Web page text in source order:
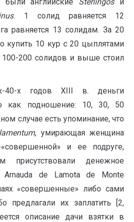
. 1 солид равняется 12
равняется 13 солидам. За 20
купить 10 кур с 20 цыплятами
100-200 солидов и выше стоил
40-х годов XIII в. деньги
как подношение: 10, 30, 50
случае есть упоминание, что
, умирающая женщина
и ее подруге,
присутствовали денежное
Arnauda de Lamota de Monte
«совершенные» либо сами
предлагали их заплатить [2,
описание дачи взятки в